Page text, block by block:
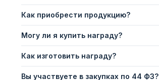
Как приобрести продукцию?
Могу ли я купить награду?
Как изготовить награду?
Вы участвуете в закупках по 44 ФЗ?